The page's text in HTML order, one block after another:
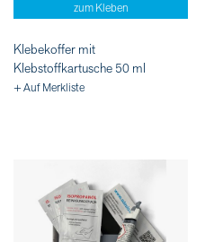
zum Kleben
Klebekoffer mit
Klebstoffkartusche 50 ml
+ Auf Merkliste